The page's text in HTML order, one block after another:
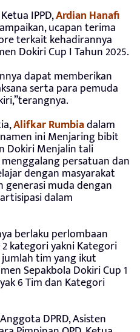
IPPD,Ardian Hanafi
ucapan terima
terkait kehadirannya
Dokiri Cup I Tahun 2025.
dapat memberikan
serta para pemuda
Alifkar Rumbiadalam
ini Menjaring bibit
Dokiri Menjalin tali
persatuan dan
dengan masyarakat
muda dengan
dalam
berlaku perlombaan
kategori yakni Kategori
tim yang ikut
Sepakbola Dokiri Cup 1
6 Tim dan Kategori
DPRD, Asisten